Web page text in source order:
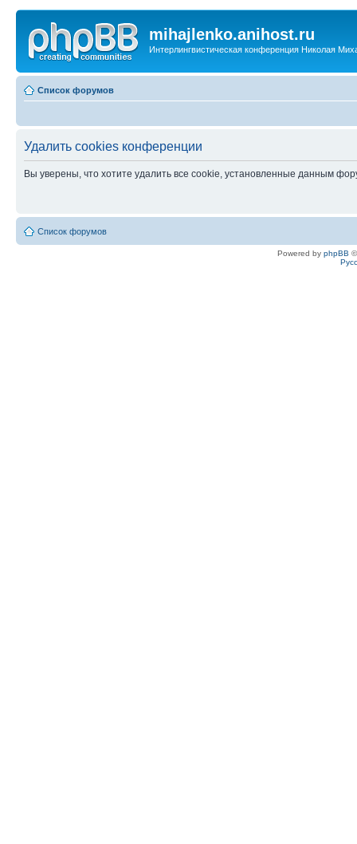
mihajlenko.anihost.ru
Интерлингвистическая конференция Николая
Список форумов
Удалить cookies конференции
Вы уверены, что хотите удалить все cookie, установленные данным
Список форумов
Powered by phpBB